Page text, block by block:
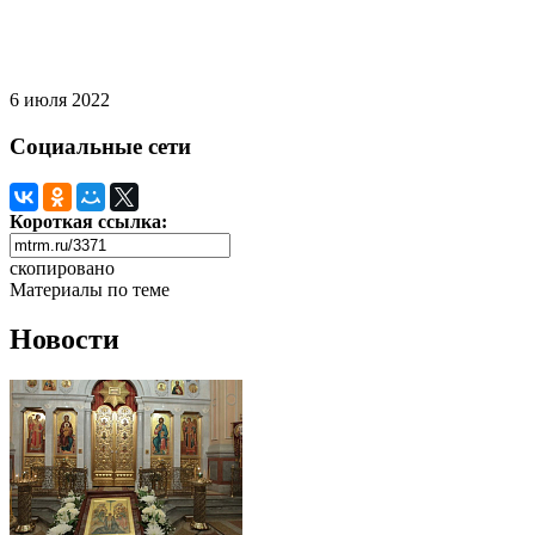
6 июля 2022
Социальные сети
Короткая ссылка:
скопировано
Материалы по теме
Новости